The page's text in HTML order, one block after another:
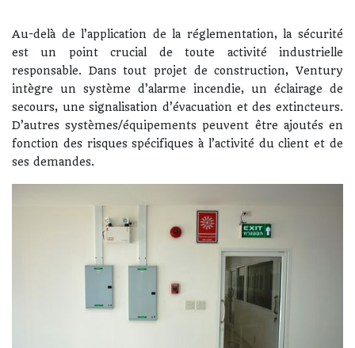
Au-delà de l’application de la réglementation, la sécurité
est un point crucial de toute activité industrielle
responsable. Dans tout projet de construction, Ventury
intègre un système d’alarme incendie, un éclairage de
secours, une signalisation d’évacuation et des extincteurs.
D’autres systèmes/équipements peuvent être ajoutés en
fonction des risques spécifiques à l’activité du client et de
ses demandes.